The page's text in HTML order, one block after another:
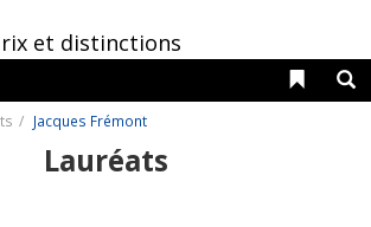
et distinctions
Liens
Jacques Frémont
Lauréats